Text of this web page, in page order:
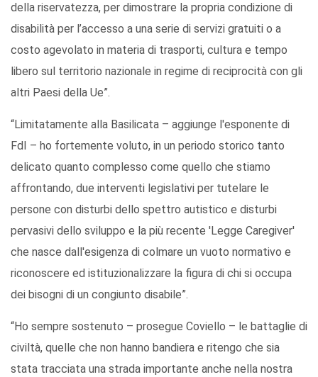
della riservatezza, per dimostrare la propria condizione di
disabilità per l’accesso a una serie di servizi gratuiti o a
costo agevolato in materia di trasporti, cultura e tempo
libero sul territorio nazionale in regime di reciprocità con gli
altri Paesi della Ue”.
“Limitatamente alla Basilicata – aggiunge l'esponente di
FdI – ho fortemente voluto, in un periodo storico tanto
delicato quanto complesso come quello che stiamo
affrontando, due interventi legislativi per tutelare le
persone con disturbi dello spettro autistico e disturbi
pervasivi dello sviluppo e la più recente 'Legge Caregiver'
che nasce dall'esigenza di colmare un vuoto normativo e
riconoscere ed istituzionalizzare la figura di chi si occupa
dei bisogni di un congiunto disabile”.
“Ho sempre sostenuto – prosegue Coviello – le battaglie di
civiltà, quelle che non hanno bandiera e ritengo che sia
stata tracciata una strada importante anche nella nostra